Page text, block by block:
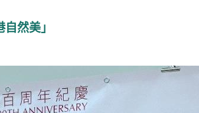
然美」